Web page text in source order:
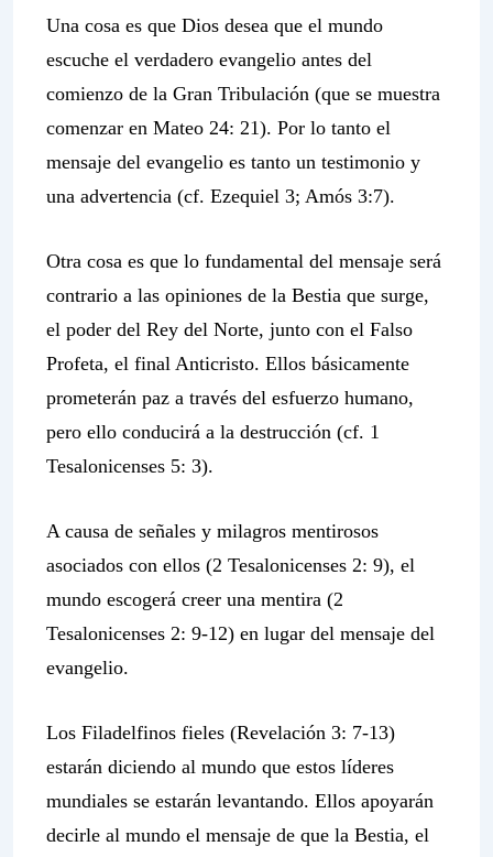
Una cosa es que Dios desea que el mundo
escuche el verdadero evangelio antes del
comienzo de la Gran Tribulación (que se muestra
comenzar en Mateo 24: 21). Por lo tanto el
mensaje del evangelio es tanto un testimonio y
una advertencia (cf. Ezequiel 3; Amós 3:7).
Otra cosa es que lo fundamental del mensaje será
contrario a las opiniones de la Bestia que surge,
el poder del Rey del Norte, junto con el Falso
Profeta, el final Anticristo. Ellos básicamente
prometerán paz a través del esfuerzo humano,
pero ello conducirá a la destrucción (cf. 1
Tesalonicenses 5: 3).
A causa de señales y milagros mentirosos
asociados con ellos (2 Tesalonicenses 2: 9), el
mundo escogerá creer una mentira (2
Tesalonicenses 2: 9-12) en lugar del mensaje del
evangelio.
Los Filadelfinos fieles (Revelación 3: 7-13)
estarán diciendo al mundo que estos líderes
mundiales se estarán levantando. Ellos apoyarán
decirle al mundo el mensaje de que la Bestia, el